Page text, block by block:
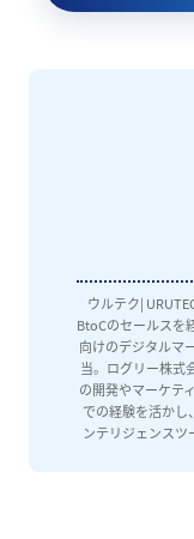
ウルテク|
BtoCのセールスを
向けのデジタルマ
当。ログリー株式
の開発やマーケテ
での経験を活か
ンテリジェンスツ